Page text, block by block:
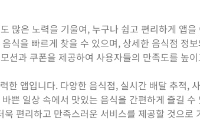
많은 노력을 기울여, 누구나 쉽고 편리하게 앱을
식을 빠르게 찾을 수 있으며, 상세한 음식점 정
션과 쿠폰을 제공하여 사용자들의 만족도를 높
앱입니다. 다양한 음식점, 실시간 배달 추적,
쁜 일상 속에서 맛있는 음식을 간편하게 즐길 수
편리하고 만족스러운 서비스를 제공할 것으로